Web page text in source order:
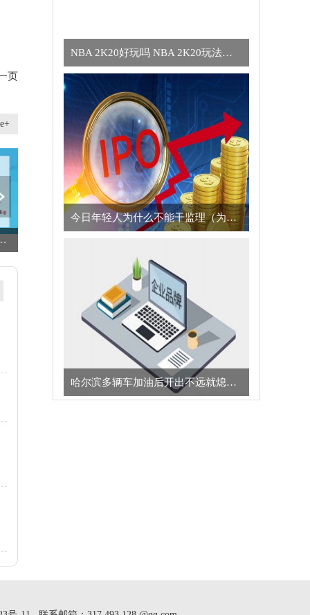
页
NBA 2K20好玩吗 NBA 2K20玩法简介
今日年轻人为什么不能干监理（为什么年轻人不适合干监理的真正原因）
哈尔滨多辆车加油后开出不远就熄火，加油站：油罐进了水，已赔偿车主们损失